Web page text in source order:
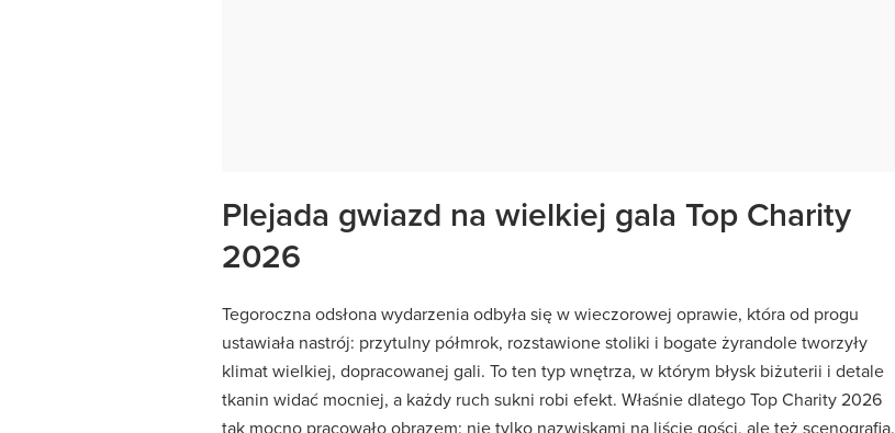
Plejada gwiazd na wielkiej gala Top Charity
2026
Tegoroczna odsłona wydarzenia odbyła się w wieczorowej oprawie, która od progu
ustawiała nastrój: przytulny półmrok, rozstawione stoliki i bogate żyrandole tworzyły
klimat wielkiej, dopracowanej gali. To ten typ wnętrza, w którym błysk biżuterii i detale
tkanin widać mocniej, a każdy ruch sukni robi efekt. Właśnie dlatego Top Charity 2026
tak mocno pracowało obrazem: nie tylko nazwiskami na liście gości, ale też scenografią.